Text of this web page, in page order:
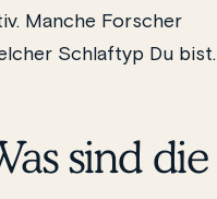
Manche Forscher
Schlaftyp Du bist.
sind die